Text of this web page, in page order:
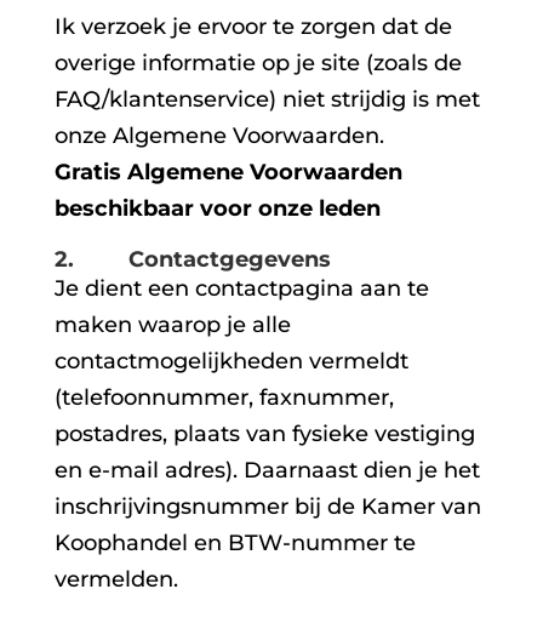
Ik verzoek je ervoor te zorgen dat de
overige informatie op je site (zoals de
FAQ/klantenservice) niet strijdig is met
onze Algemene Voorwaarden.
Gratis Algemene Voorwaarden
beschikbaar voor onze leden
2. Contactgegevens
Je dient een contactpagina aan te
maken waarop je alle
contactmogelijkheden vermeldt
(telefoonnummer, faxnummer,
postadres, plaats van fysieke vestiging
en e-mail adres). Daarnaast dien je het
inschrijvingsnummer bij de Kamer van
Koophandel en BTW-nummer te
vermelden.